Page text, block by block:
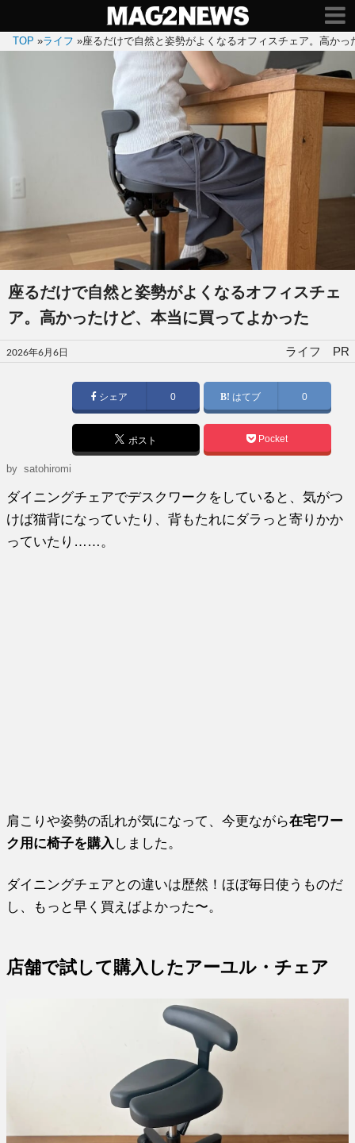
TOP »ライフ »座るだけで自然と姿勢がよくなるオフィスチェア。高か
座るだけで自然と姿勢がよくなるオフィスチェ
ア。高かったけど、本当に買ってよかった
投
稿
2026年6月6日 ライフ PR
シェア 0 はてブ 0
ポスト Pocket
bysatohiromi
ダイニングチェアでデスクワークをしていると、気がつ
けば猫背になっていたり、背もたれにダラっと寄りかか
っていたり……。
肩こりや姿勢の乱れが気になって、今更ながら在宅ワー
ク用に椅子を購入 しました。
ダイニングチェアとの違いは歴然！ほぼ毎日使うものだ
し、もっと早く買えばよかった〜。
店舗で試して購入したアーユル・チェア